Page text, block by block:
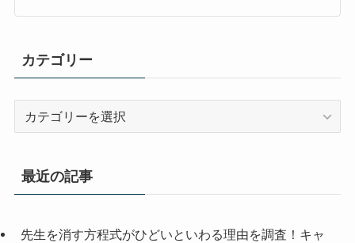
カテゴリー
リ
最近の記事
先生を消す方程式がひどいといわる理由を調査！キャ